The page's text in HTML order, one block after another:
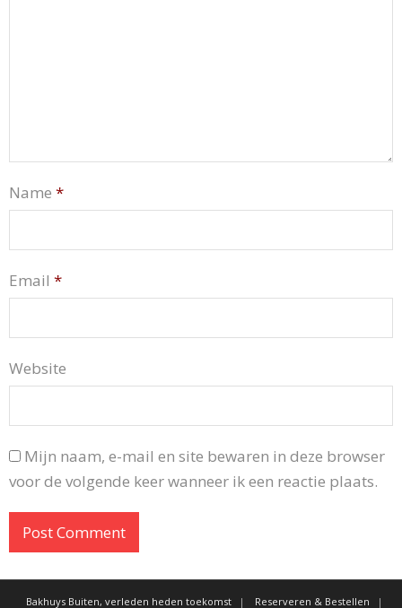
Name *
Email *
Website
Mijn naam, e-mail en site bewaren in deze browser
voor de volgende keer wanneer ik een reactie plaats.
Bakhuys Buiten, verleden heden toekomst Reserveren & Bestellen